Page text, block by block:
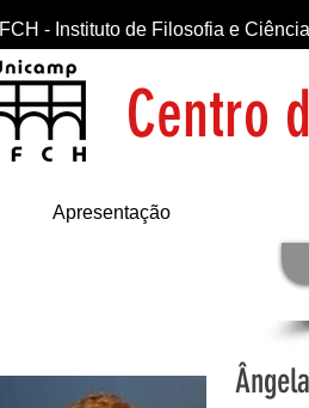
IFCH - Instituto de Filosofia e
Centro
Apresentação